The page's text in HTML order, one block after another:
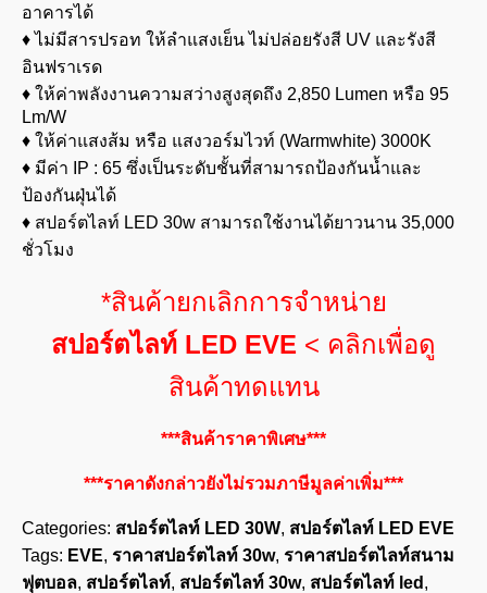
อาคารได้
♦ ไม่มีสารปรอท ให้ลำแสงเย็น ไม่ปล่อยรังสี UV และรังสี
อินฟราเรด
♦ ให้ค่าพลังงานความสว่างสูงสุดถึง 2,850 Lumen หรือ 95
Lm/W
♦ ให้ค่าแสงส้ม หรือ แสงวอร์มไวท์ (Warmwhite) 3000K
♦ มีค่า IP : 65 ซึ่งเป็นระดับชั้นที่สามารถป้องกันน้ำและ
ป้องกันฝุ่นได้
♦ สปอร์ตไลท์ LED 30w สามารถใช้งานได้ยาวนาน 35,000
ชั่วโมง
*สินค้ายกเลิกการจำหน่าย
สปอร์ตไลท์ LED EVE < คลิกเพื่อดู
สินค้าทดแทน
***สินค้าราคาพิเศษ***
***ราคาดังกล่าวยังไม่รวมภาษีมูลค่าเพิ่ม***
Categories: สปอร์ตไลท์ LED 30W, สปอร์ตไลท์ LED EVE
Tags: EVE, ราคาสปอร์ตไลท์ 30w, ราคาสปอร์ตไลท์สนาม
ฟุตบอล, สปอร์ตไลท์, สปอร์ตไลท์ 30w, สปอร์ตไลท์ led ,